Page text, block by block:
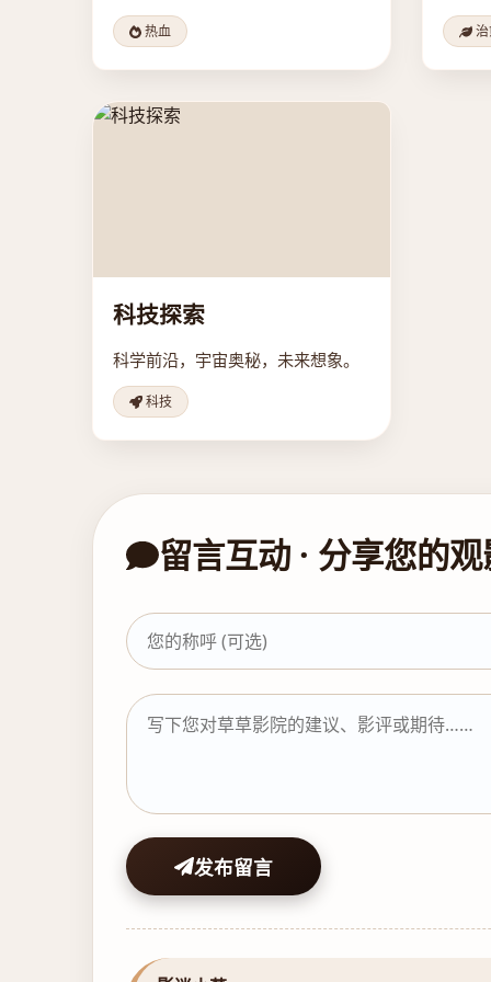
热血
科技探索
科学前沿，宇宙奥秘，未来想象。
科技
留言互动 · 分享您的
发布留言